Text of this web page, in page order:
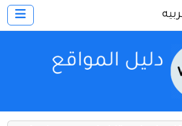
اتصل بنا